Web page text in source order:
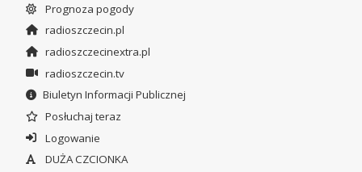
Prognoza pogody
radioszczecin.pl
radioszczecinextra.pl
radioszczecin.tv
Biuletyn Informacji Publicznej
Posłuchaj teraz
Logowanie
DUŻA CZCIONKA